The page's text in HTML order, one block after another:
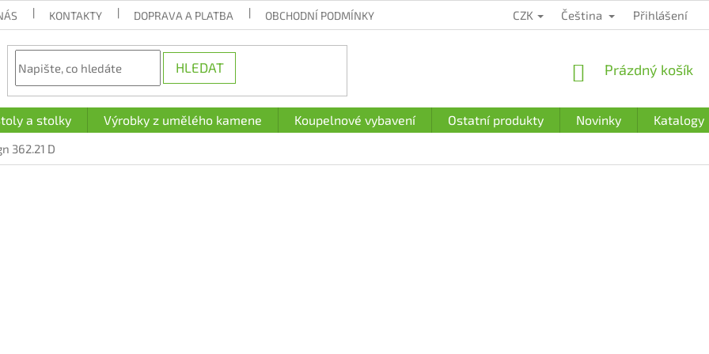
KONTAKTY DOPRAVA A PLATBA OBCHODNÍ PODMÍNKY PODMÍNKY OCHRANY OSOBNÍCH
CZK Čeština Přihlášení
HLEDAT
NÁKUPNÍ
Prázdný košík
a stolky Výrobky z umělého kamene Koupelnové vybavení Ostatní produkty Novinky Katalogy
362.21 D